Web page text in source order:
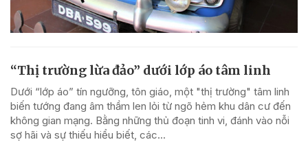
“Thị trường lừa đảo” dưới lớp áo tâm linh
Dưới “lớp áo” tín ngưỡng, tôn giáo, một "thị trường" tâm linh
biến tướng đang âm thầm len lỏi từ ngõ hẻm khu dân cư đến
không gian mạng. Bằng những thủ đoạn tinh vi, đánh vào nỗi
sợ hãi và sự thiếu hiểu biết, các...